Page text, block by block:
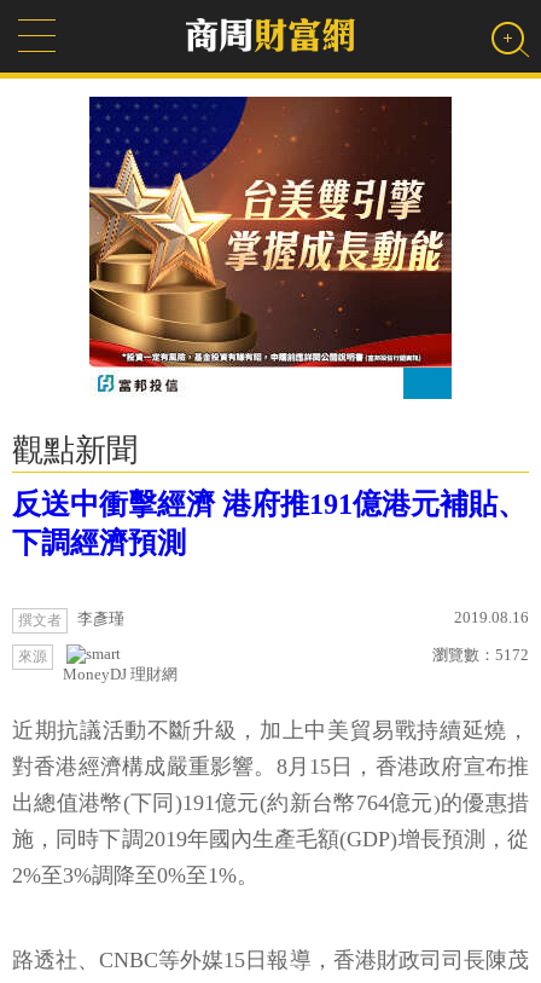
觀點新聞
反送中衝擊經濟 港府推191億港元補貼、
下調經濟預測
撰文者 李彥瑾 2019.08.16
來源
MoneyDJ 理財網
瀏覽數： 5172
近期抗議活動不斷升級，加上中美貿易戰持續延燒，
對香港經濟構成嚴重影響。8月15日，香港政府宣布推
出總值港幣(下同)191億元(約新台幣764億元)的優惠措
施，同時下調2019年國內生產毛額(GDP)增長預測，從
2%至3%調降至0%至1%。
路透社、CNBC等外媒15日報導，香港財政司司長陳茂